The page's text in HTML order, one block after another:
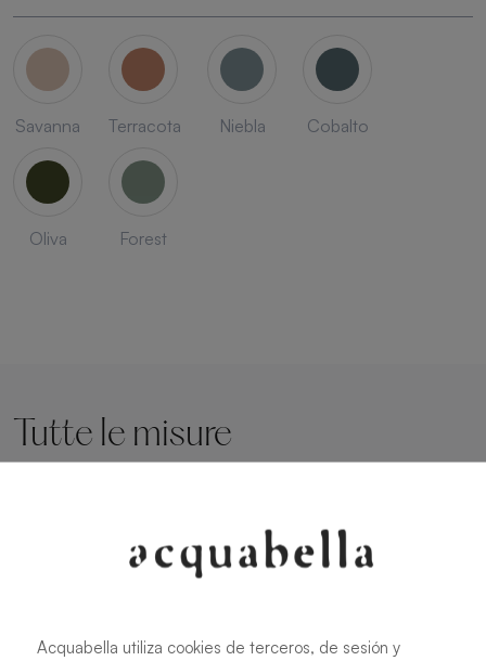
Savanna Terracota Niebla Cobalto
Oliva Forest
Tutte le misure
150 X 70 cm
170 X 70 cm
180 X 70 cm
200 X 70 cm
Acquabella utiliza cookies de terceros, de sesión y